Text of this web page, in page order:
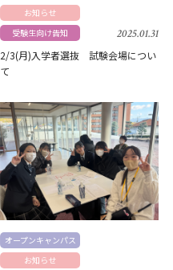
お知らせ
受験生向け告知
2025.01.31
2/3(月)入学者選抜 試験会場につい
て
オープンキャンパス
お知らせ